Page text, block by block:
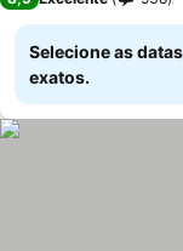
Selecione as
exatos.